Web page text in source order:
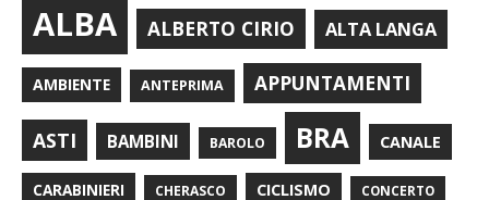
ALBA ALBERTO CIRIO ALTA LANGA
AMBIENTE ANTEPRIMA APPUNTAMENTI
ASTI BAMBINI BAROLO BRA CANALE
CARABINIERI CHERASCO CICLISMO CONCERTO